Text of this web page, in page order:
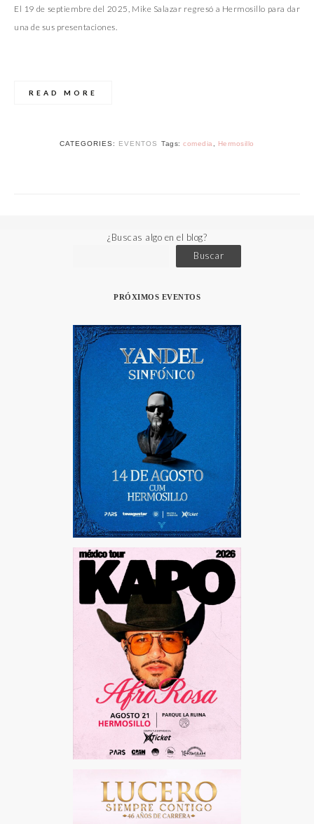
El 19 de septiembre del 2025, Mike Salazar regresó a Hermosillo para dar
una de sus presentaciones.
READ MORE
CATEGORIES: EVENTOS Tags:comedia Hermosillo
¿Buscas algo en el blog?
Buscar
PRÓXIMOS EVENTOS